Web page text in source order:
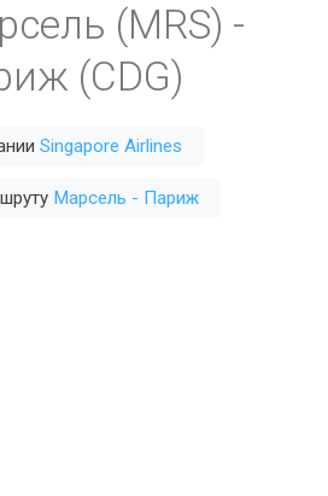
(MRS) -
(CDG)
Singapore Airlines
Марсель - Париж